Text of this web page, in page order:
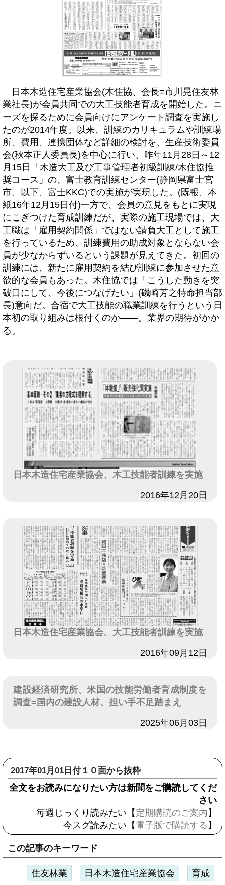
日本木造住宅産業協会(木住協、会長=市川晃住友林
業社長)が会員共同での大工技能者育成を開始した。ニ
ーズを探るために会員向けにアンケート調査を実施し
たのが2014年度。以来、訓練のカリキュラムや訓練場
所、費用、連携団体など詳細の検討を、生産技術委員
会(秋本正人委員長)を中心に行い、昨年11月28日～12
月15日「木造大工及び工事管理者初級訓練/木住協推
奨コース」の、富士教育訓練センター(静岡県富士宮
市、以下、富士KKC)での実施が実現した。(既報、本
紙16年12月15日付)一方で、会員の意見をもとに実現
にこぎつけた育成訓練だが、実際の施工現場では、大
工職は「雇用契約関係」ではない請負大工として施工
を行っているため、訓練費用の助成対象とならない会
員が少なからずいるという課題が見えてきた。初回の
訓練には、新たに雇用契約を結び訓練に参加させた意
欲的な会員もあった。木住協では「こうした動きを突
破口にして、今後につなげたい」(磯崎芳之特命担当部
長)意向だ。合宿で大工技能の職業訓練を行うという日
本初の取り組みは根付くのか――。業界の期待がかか
る。
日本木造住宅産業協会、木工技能者訓練を実施
2016年12月20日
日本木造住宅産業協会、大工技能者訓練を実施
2016年09月12日
建設経済研究所、米国の技能労働者育成制度を
調査=国内の建設人材、担い手不足踏まえ
2025年06月03日
2017年01月01日付１０面から抜粋
全文をお読みになりたい方は新聞をご購読してくだ
さい
毎週じっくり読みたい【 定期購読のご案内 】
今スグ読みたい【 電子版で購読する 】
この記事のキーワード
住友林業 日本木造住宅産業協会 育成